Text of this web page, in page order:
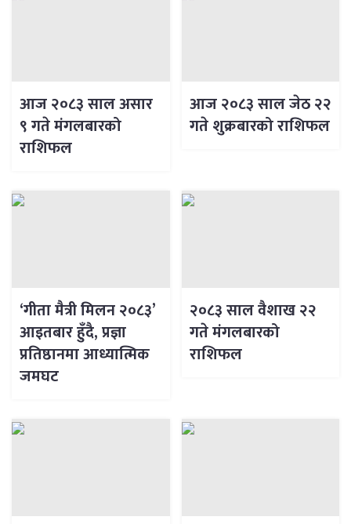
आज २०८३ साल असार
९ गते मंगलबारको
राशिफल
आज २०८३ साल जेठ २२
गते शुक्रबारको राशिफल
‘गीता मैत्री मिलन २०८३’
आइतबार हुँदै, प्रज्ञा
प्रतिष्ठानमा आध्यात्मिक
जमघट
२०८३ साल वैशाख २२
गते मंगलबारको
राशिफल